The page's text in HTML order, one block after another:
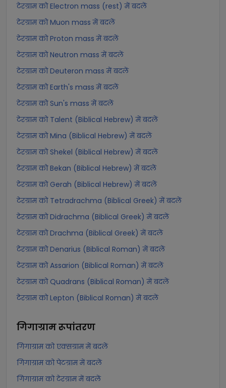
टेरग्राम को Electron mass (rest) में बदलें
टेरग्राम को Muon mass में बदलें
टेरग्राम को Proton mass में बदलें
टेरग्राम को Neutron mass में बदलें
टेरग्राम को Deuteron mass में बदलें
टेरग्राम को Earth's mass में बदलें
टेरग्राम को Sun's mass में बदलें
टेरग्राम को Talent (Biblical Hebrew) में बदलें
टेरग्राम को Mina (Biblical Hebrew) में बदलें
टेरग्राम को Shekel (Biblical Hebrew) में बदलें
टेरग्राम को Bekan (Biblical Hebrew) में बदलें
टेरग्राम को Gerah (Biblical Hebrew) में बदलें
टेरग्राम को Tetradrachma (Biblical Greek) में बदलें
टेरग्राम को Didrachma (Biblical Greek) में बदलें
टेरग्राम को Drachma (Biblical Greek) में बदलें
टेरग्राम को Denarius (Biblical Roman) में बदलें
टेरग्राम को Assarion (Biblical Roman) में बदलें
टेरग्राम को Quadrans (Biblical Roman) में बदलें
टेरग्राम को Lepton (Biblical Roman) में बदलें
गिगाग्रामरूपांतरण
गिगाग्राम को एक्सग्राम में बदलें
गिगाग्राम को पेटग्राम में बदलें
गिगाग्राम को टेरग्राम में बदलें